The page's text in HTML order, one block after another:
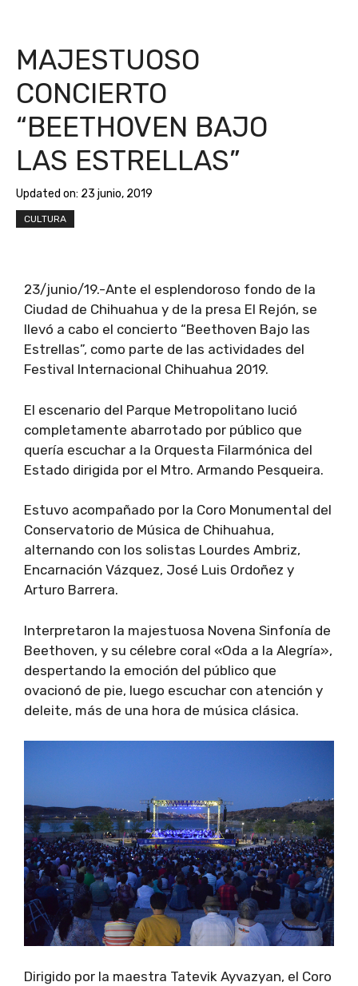
MAJESTUOSO
CONCIERTO
“BEETHOVEN BAJO
LAS ESTRELLAS”
Updated on: 23 junio, 2019
CULTURA
23/junio/19.-Ante el esplendoroso fondo de la
Ciudad de Chihuahua y de la presa El Rejón, se
llevó a cabo el concierto “Beethoven Bajo las
Estrellas”, como parte de las actividades del
Festival Internacional Chihuahua 2019.
El escenario del Parque Metropolitano lució
completamente abarrotado por público que
quería escuchar a la Orquesta Filarmónica del
Estado dirigida por el Mtro. Armando Pesqueira.
Estuvo acompañado por la Coro Monumental del
Conservatorio de Música de Chihuahua,
alternando con los solistas Lourdes Ambriz,
Encarnación Vázquez, José Luis Ordoñez y
Arturo Barrera.
Interpretaron la majestuosa Novena Sinfonía de
Beethoven, y su célebre coral «Oda a la Alegría»,
despertando la emoción del público que
ovacionó de pie, luego escuchar con atención y
deleite, más de una hora de música clásica.
Dirigido por la maestra Tatevik Ayvazyan, el Coro